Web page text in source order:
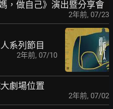
，做自己》演出暨分享會
2年前, 07/23
系列節目
2年前, 07/10
劇場位置
2年前, 07/02